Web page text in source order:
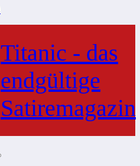
Titanic - das
endgültige
Satiremagazin